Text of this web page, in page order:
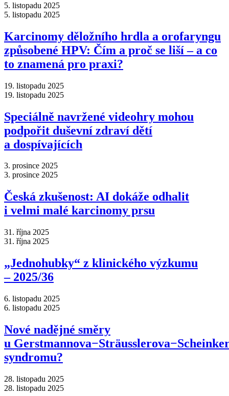
5. listopadu 2025
5. listopadu 2025
Karcinomy děložního hrdla a orofaryngu
způsobené HPV: Čím a proč se liší –⁠ a co
to znamená pro praxi?
19. listopadu 2025
19. listopadu 2025
Speciálně navržené videohry mohou
podpořit duševní zdraví dětí
a dospívajících
3. prosince 2025
3. prosince 2025
Česká zkušenost: AI dokáže odhalit
i velmi malé karcinomy prsu
31. října 2025
31. října 2025
„Jednohubky“ z klinického výzkumu
–⁠ 2025/36
6. listopadu 2025
6. listopadu 2025
Nové nadějné směry
u
syndromu?
28. listopadu 2025
28. listopadu 2025